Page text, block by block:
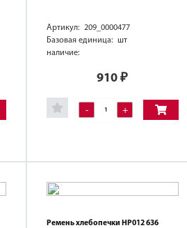
Артикул: 209_0000477
Базовая единица: шт
наличие:
910 ₽
- +
Ремень хлебопечки HP012 636